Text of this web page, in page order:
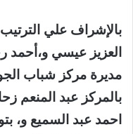
بالإشراف علي
العزيز عيسي و،أحمد
مديرة مركز شباب
بالمركز عبد المنعم
احمد عبد السميع و،